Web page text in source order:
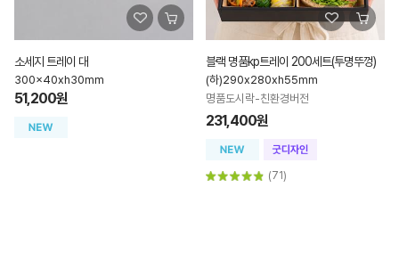
소세지 트레이 대
300x40xh30mm
51,200원
블랙 명품kp트레이 200세트(투명뚜껑)
(하)290x280xh55mm
명품도시락-친환경버전
231,400원
(71)